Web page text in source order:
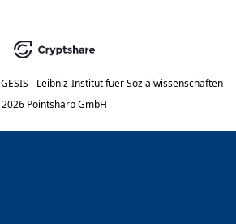
GESIS - Leibniz-Institut fuer Sozialwissenschaften
2026 Pointsharp GmbH